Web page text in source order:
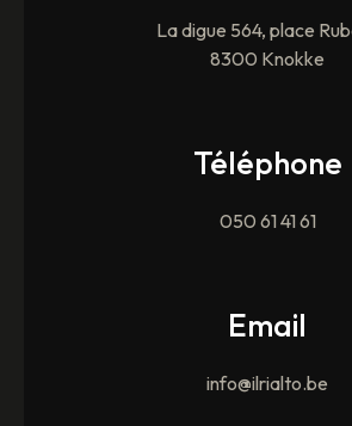
La digue 564, place
8300 Knokke
Téléphone
050 61 41 61
Email
info@ilrialto.be